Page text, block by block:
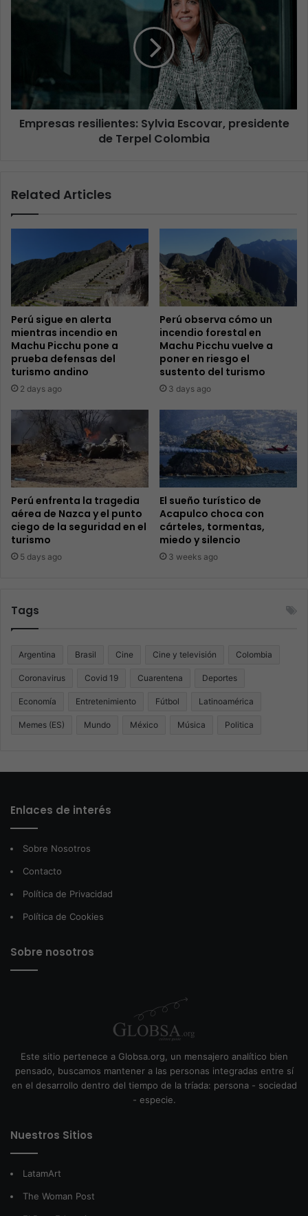
Empresas resilientes: Sylvia Escovar, presidente
de Terpel Colombia
Related Articles
Perú sigue en alerta
mientras incendio en
Machu Picchu pone a
prueba defensas del
turismo andino
2 days ago
Perú observa cómo un
incendio forestal en
Machu Picchu vuelve a
poner en riesgo el
sustento del turismo
3 days ago
Perú enfrenta la tragedia
aérea de Nazca y el punto
ciego de la seguridad en el
turismo
5 days ago
El sueño turístico de
Acapulco choca con
cárteles, tormentas,
miedo y silencio
3 weeks ago
Tags
Argentina Brasil Cine Cine y televisión Colombia
Coronavirus Covid 19 Cuarentena Deportes
Economía Entretenimiento Fútbol Latinoamérica
Memes (ES) Mundo México Música Politica
Enlaces de interés
Sobre Nosotros
Contacto
Política de Privacidad
Política de Cookies
Sobre nosotros
Este sitio pertenece a Globsa.org, un mensajero analítico bien
pensado, buscamos mantener a las personas integradas entre sí
en el desarrollo dentro del tiempo de la tríada: persona - sociedad
- especie.
Nuestros Sitios
LatamArt
The Woman Post